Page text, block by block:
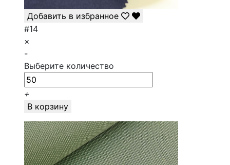
Добавить в избранное
#14
×
-
Выберите количество
+
В корзину